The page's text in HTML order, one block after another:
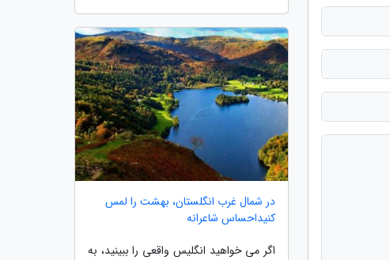
در شمال غرب انگلستان، بهشت را لمس
کنیداحساس شاعرانه
اگر می خواهید انگلیس واقعی را ببینید، به